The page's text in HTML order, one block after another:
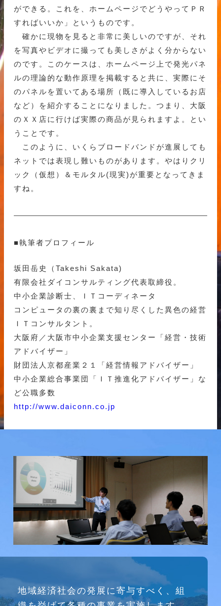
ができる。これを、ホームページでどうやってＰＲ
すればいいか」というものです。
確かに現物を見ると非常に美しいのですが、それ
を写真やビデオに撮っても美しさがよく分からない
のです。このケースは、ホームページ上で発光パネ
ルの理論的な動作原理を掲載すると共に、実際にそ
のパネルを置いてある場所（既に導入しているお店
など）を紹介することになりました。つまり、大阪
のＸＸ店に行けば実際の商品が見られますよ。とい
うことです。
このように、いくらブロードバンドが進展しても
ネットでは表現し難いものがあります。やはりクリ
ック（仮想）＆モルタル(現実)が重要となってきま
すね。
■執筆者プロフィール
坂田岳史（Takeshi Sakata)
有限会社ダイコンサルティング代表取締役。
中小企業診断士、ＩＴコーディネータ
コンピュータの裏の裏まで知り尽くした異色の経営
ＩＴコンサルタント。
大阪府／大阪市中小企業支援センター「経営・技術
アドバイザー」
財団法人京都産業２１「経営情報アドバイザー」
中小企業総合事業団「ＩＴ推進化アドバイザー」な
ど公職多数
http://www.daiconn.co.jp
介護ソリューション研究会、WEB/SNS研究会を
地域経済社会の発展に寄与すべく、組